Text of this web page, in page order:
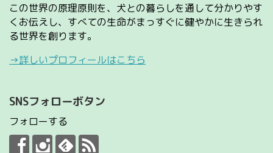
この世界の原理原則を、犬との暮らしを通して分かりやす
くお伝えし、すべての生命がまっすぐに健やかに生きられ
る世界を創ります。
→詳しいプロフィールはこちら
SNSフォローボタン
フォローする